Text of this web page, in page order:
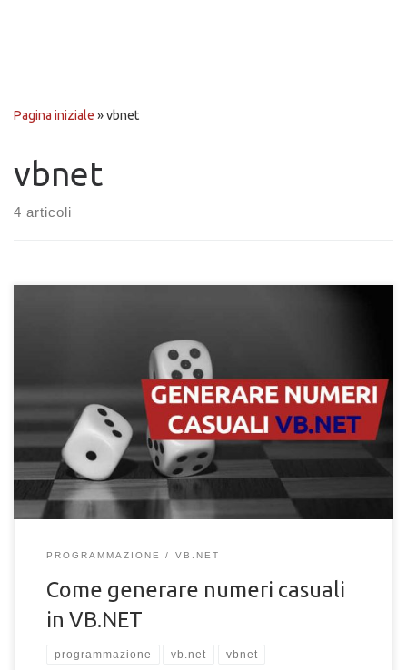
Pagina iniziale »vbnet
vbnet
4 articoli
Come generare dei numeri casuali in VB.NET? Genera numeri
casuali interni e a virgola mobile con VB.NET e il codice
esempio.
PROGRAMMAZIONE VB.NET
Come generare numeri casuali
in VB.NET
programmazione vb.net vbnet